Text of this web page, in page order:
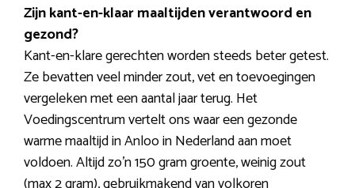
Zijn kant-en-klaar maaltijden verantwoord en
gezond?
Kant-en-klare gerechten worden steeds beter getest.
Ze bevatten veel minder zout, vet en toevoegingen
vergeleken met een aantal jaar terug. Het
Voedingscentrum vertelt ons waar een gezonde
warme maaltijd in Anloo in Nederland aan moet
voldoen. Altijd zo’n 150 gram groente, weinig zout